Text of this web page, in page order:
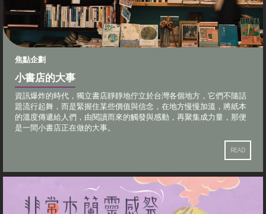
焦點企劃
小書店的大事
資訊爆炸的時代，獨立書店靜靜地佇立於台灣各個地方，它們不隨話
題流行起舞，而是緊握住某些價值與信念，在地方慢慢加溫，將紙本
的溫度傳遞給人們，由閱讀而來的觸發與感動，再聚集成力量，那便
是一間小書店正在做的大事。
READ